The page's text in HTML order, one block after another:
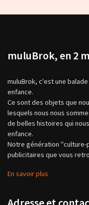
muluBrok, en 2
muluBrok, c'est une
enfance.
Ce sont des objets que
lesquels nous nous
de belles histoires qui
enfance.
Notre génération
publicitaires que vous
En savoir plus